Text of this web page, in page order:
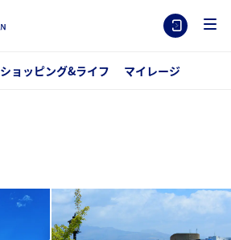
ショッピング&ライフ マイレージ